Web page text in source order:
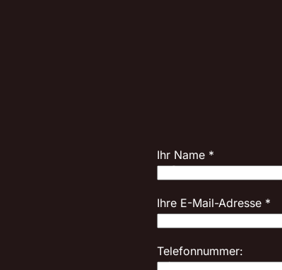
Ihr Name *
Ihre E-Mail-Adresse *
Telefonnummer: